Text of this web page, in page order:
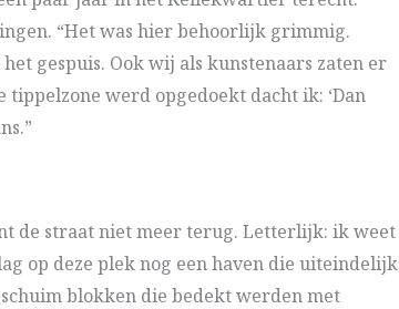
“Het was hier behoorlijk grimmig.
gespuis. Ook wij als kunstenaars zaten er
werd opgedoekt dacht ik: ‘Dan
de straat niet meer terug. Letterlijk: ik weet
op deze plek nog een haven die uiteindelijk
blokken die bedekt werden met